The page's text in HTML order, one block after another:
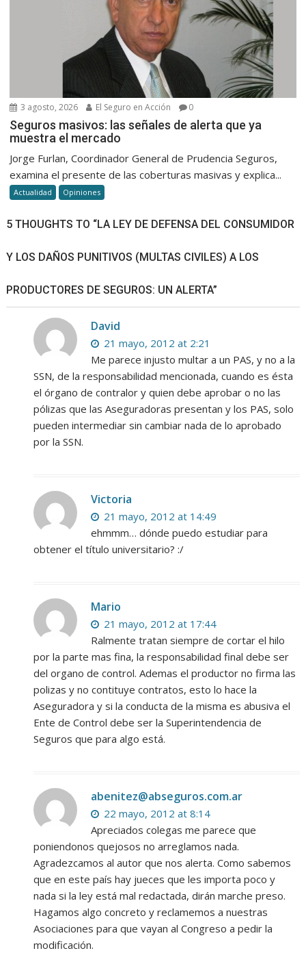
3 agosto, 2026 El Seguro en Acción 0
Seguros masivos: las señales de alerta que ya
muestra el mercado
Jorge Furlan, Coordinador General de Prudencia Seguros,
examina el presente de las coberturas masivas y explica...
Actualidad Opiniones
5 THOUGHTS TO “LA LEY DE DEFENSA DEL CONSUMIDOR
Y LOS DAÑOS PUNITIVOS (MULTAS CIVILES) A LOS
PRODUCTORES DE SEGUROS: UN ALERTA”
David
21 mayo, 2012 at 2:21
Me parece injusto multar a un PAS, y no a la
SSN, de la responsabilidad mencionada, cuando es ésta
el órgano de contralor y quien debe aprobar o no las
pólizas que las Aseguradoras presentan y los PAS, solo
pueden intermediar sin cambiar nada de lo aprobado
por la SSN.
Victoria
21 mayo, 2012 at 14:49
ehmmm… dónde puedo estudiar para
obtener el título universitario? :/
Mario
21 mayo, 2012 at 17:44
Ralmente tratan siempre de cortar el hilo
por la parte mas fina, la responsabilidad final debe ser
del organo de control. Ademas el productor no firma las
polizas y no contituye contratos, esto lo hace la
Aseguradora y si la conducta de la misma es abusiva el
Ente de Control debe ser la Superintendencia de
Seguros que para algo está.
abenitez@abseguros.com.ar
22 mayo, 2012 at 8:14
Apreciados colegas me parece que
poniendonos quejosos no arreglamos nada.
Agradezcamos al autor que nos alerta. Como sabemos
que en este país hay jueces que les importa poco y
nada si la ley está mal redactada, dirán marche preso.
Hagamos algo concreto y reclamemos a nuestras
Asociaciones para que vayan al Congreso a pedir la
modificación.